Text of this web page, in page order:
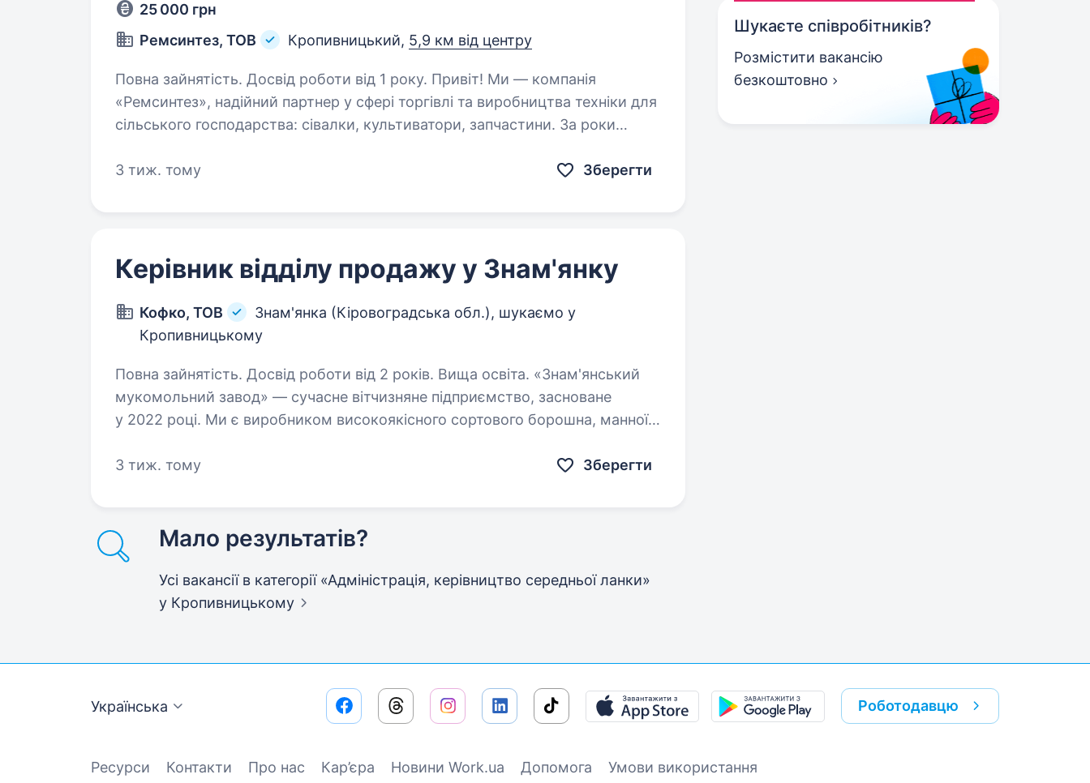
25 000 грн
Ремсинтез, ТОВ
Кропивницький, 5,9 км від центру
Повна зайнятість. Досвід роботи від 1 року. Привіт! Ми — компанія
«Ремсинтез», надійний партнер у сфері торгівлі та виробництва техніки для
сільського господарства: сівалки, культиватори, запчастини. За роки
3 тиж. тому
Зберегти
Керівник відділу продажу у Знам'янку
Кофко, ТОВ
Знам'янка (Кіровоградська обл.), шукаємо у
Кропивницькому
Повна зайнятість. Досвід роботи від 2 років. Вища освіта. «Знам'янський
мукомольний завод» — сучасне вітчизняне підприємство, засноване
у 2022 році. Ми є виробником високоякісного сортового борошна, манної
3 тиж. тому
Зберегти
Мало результатів?
Усі вакансії в категорії «Адмiнiстрацiя, керівництво середньої ланки»
у Кропивницькому
Шукаєте співробітників?
Розмістити вакансію
безкоштовно
Українська Роботодавцю
Ресурси Контакти Про нас Кар’єра Новини Work.ua Допомога Умови використання